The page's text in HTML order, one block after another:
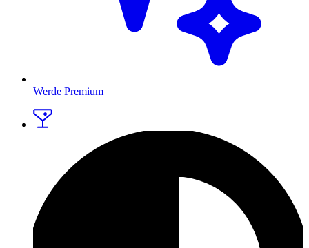
Werde Premium